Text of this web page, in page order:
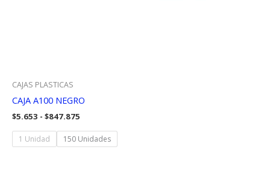
CAJAS PLASTICAS
CAJA A100 NEGRO
$5.653 - $847.875
precios:
desde
1 Unidad 150 Unidades